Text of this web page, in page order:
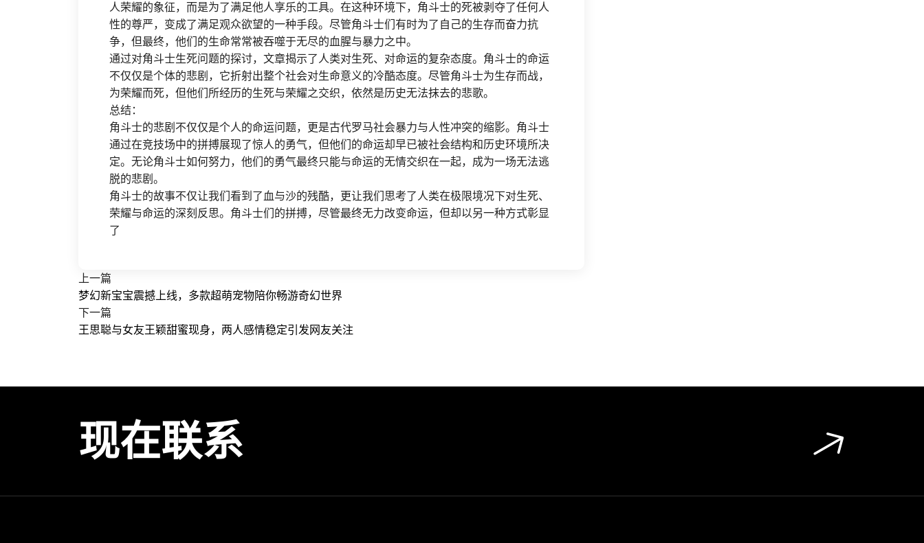
人荣耀的象征，而是为了满足他人享乐的工具。在这种环境下，角斗士的死被剥夺了任何人
性的尊严，变成了满足观众欲望的一种手段。尽管角斗士们有时为了自己的生存而奋力抗
争，但最终，他们的生命常常被吞噬于无尽的血腥与暴力之中。
通过对角斗士生死问题的探讨，文章揭示了人类对生死、对命运的复杂态度。角斗士的命运
不仅仅是个体的悲剧，它折射出整个社会对生命意义的冷酷态度。尽管角斗士为生存而战，
为荣耀而死，但他们所经历的生死与荣耀之交织，依然是历史无法抹去的悲歌。
总结：
角斗士的悲剧不仅仅是个人的命运问题，更是古代罗马社会暴力与人性冲突的缩影。角斗士
通过在竞技场中的拼搏展现了惊人的勇气，但他们的命运却早已被社会结构和历史环境所决
定。无论角斗士如何努力，他们的勇气最终只能与命运的无情交织在一起，成为一场无法逃
脱的悲剧。
角斗士的故事不仅让我们看到了血与沙的残酷，更让我们思考了人类在极限境况下对生死、
荣耀与命运的深刻反思。角斗士们的拼搏，尽管最终无力改变命运，但却以另一种方式彰显
了
上一篇
梦幻新宝宝震撼上线，多款超萌宠物陪你畅游奇幻世界
下一篇
王思聪与女友王颖甜蜜现身，两人感情稳定引发网友关注
现在联系